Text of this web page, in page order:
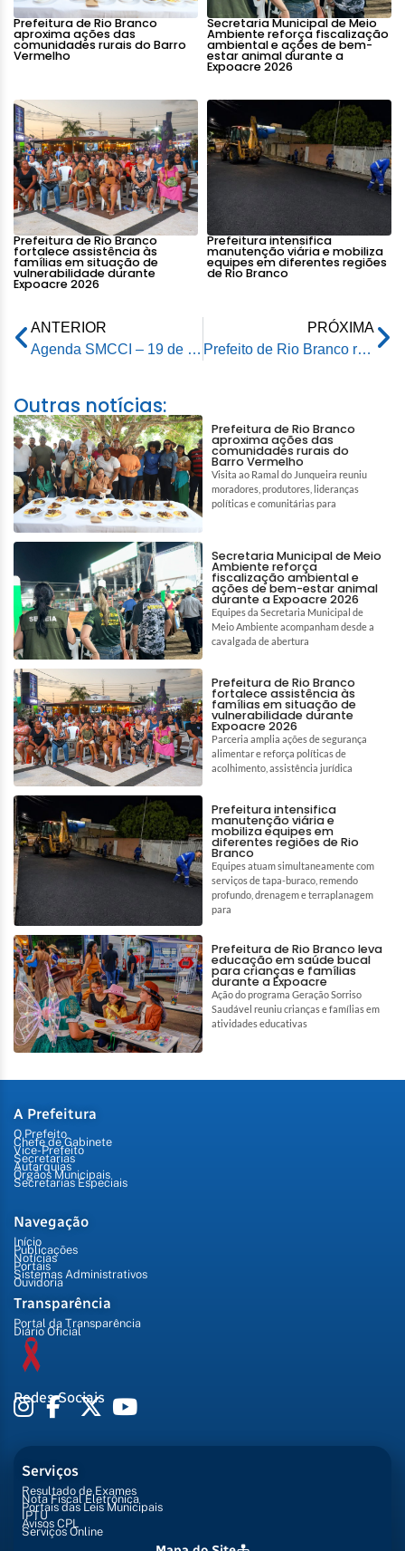
Prefeitura de Rio Branco
aproxima ações das
comunidades rurais do Barro
Vermelho
Secretaria Municipal de Meio
Ambiente reforça fiscalização
ambiental e ações de bem-
estar animal durante a
Expoacre 2026
Prefeitura de Rio Branco
fortalece assistência às
famílias em situação de
vulnerabilidade durante
Expoacre 2026
Prefeitura intensifica
manutenção viária e mobiliza
equipes em diferentes regiões
de Rio Branco
ANTERIOR
Agenda SMCCI – 19 de novembro de 2025
PRÓXIMA
Prefeito de Rio Branco recebe representantes do Tribunal de Justiça para tratar do avanço da regularização fundiária em Rio Branco
Outras notícias:
Prefeitura de Rio Branco
aproxima ações das
comunidades rurais do
Barro Vermelho
Visita ao Ramal do Junqueira reuniu
moradores, produtores, lideranças
políticas e comunitárias para
Secretaria Municipal de Meio
Ambiente reforça
fiscalização ambiental e
ações de bem-estar animal
durante a Expoacre 2026
Equipes da Secretaria Municipal de
Meio Ambiente acompanham desde a
cavalgada de abertura
Prefeitura de Rio Branco
fortalece assistência às
famílias em situação de
vulnerabilidade durante
Expoacre 2026
Parceria amplia ações de segurança
alimentar e reforça políticas de
acolhimento, assistência jurídica
Prefeitura intensifica
manutenção viária e
mobiliza equipes em
diferentes regiões de Rio
Branco
Equipes atuam simultaneamente com
serviços de tapa-buraco, remendo
profundo, drenagem e terraplanagem
para
Prefeitura de Rio Branco leva
educação em saúde bucal
para crianças e famílias
durante a Expoacre
Ação do programa Geração Sorriso
Saudável reuniu crianças e famílias em
atividades educativas
A Prefeitura
O Prefeito
Chefe de Gabinete
Vice-Prefeito
Secretarias
Autarquias
Órgãos Municipais
Secretarias Especiais
Navegação
Início
Publicações
Notícias
Portais
Sistemas Administrativos
Ouvidoria
Transparência
Portal da Transparência
Diário Oficial
Redes Sociais
Serviços
Resultado de Exames
Nota Fiscal Eletrônica
Portais das Leis Municipais
IPTU
Avisos CPL
Serviços Online